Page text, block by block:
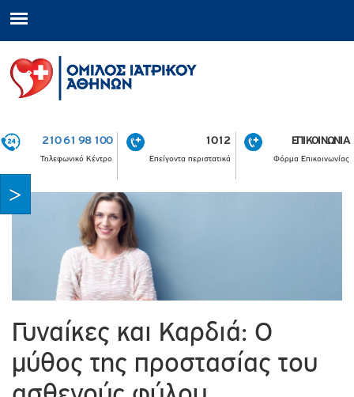
210 61 98 100
Τηλεφωνικό Κέντρο
1012
Επείγοντα περιστατικά
ΕΠΙΚΟΙΝΩΝΙΑ
Φόρμα Επικοινωνίας
Γυναίκες και Καρδιά: Ο
μύθος της προστασίας του